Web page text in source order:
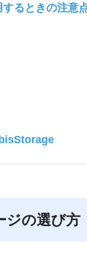
るときの注意
ジの選び方